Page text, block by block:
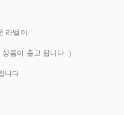
라벨이
품이 출고 됩니다 :)
니다